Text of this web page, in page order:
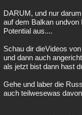
DARUM, und nur
auf dem Balkan
Potential aus....
Schau dir dieVideos
und dann auch
als jetzt bist dann hast
Gehe und laber die
auch teilwesewas